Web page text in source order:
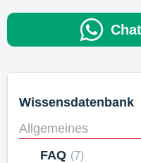
Wissensdatenbank
Allgemeines
FAQ
7